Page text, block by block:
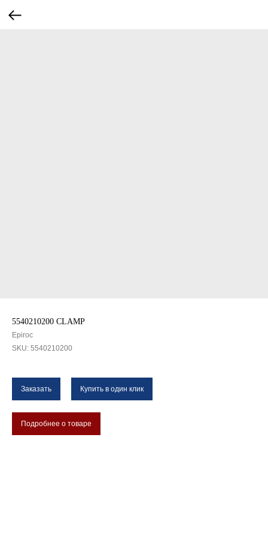
5540210200 CLAMP
Epiroc
SKU: 5540210200
Заказать Купить в один клик
Подробнее о товаре